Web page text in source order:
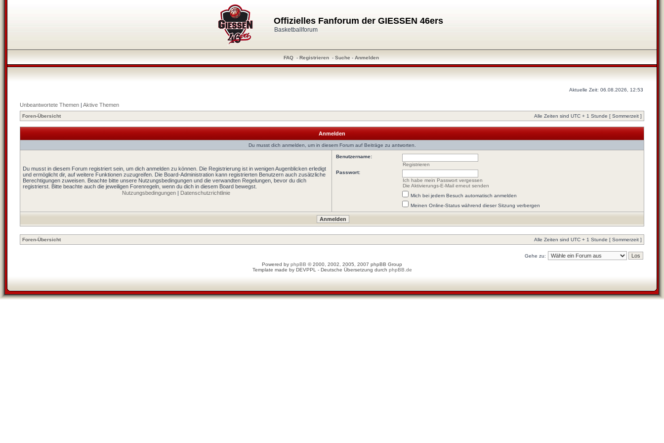
Offizielles Fanforum der GIESSEN 46ers
Basketballforum
FAQ - Registrieren - Suche - Anmelden
Aktuelle Zeit: 06.08.2026, 12:53
Unbeantwortete Themen | Aktive Themen
Foren-Übersicht Alle Zeiten sind UTC + 1 Stunde [ Sommerzeit ]
Anmelden
Du musst dich anmelden, um in diesem Forum auf Beiträge zu antworten.
Du musst in diesem Forum registriert sein, um dich anmelden zu können. Die Registrierung ist in wenigen Augenblicken erledigt
und ermöglicht dir, auf weitere Funktionen zuzugreifen. Die Board-Administration kann registrierten Benutzern auch zusätzliche
Berechtigungen zuweisen. Beachte bitte unsere Nutzungsbedingungen und die verwandten Regelungen, bevor du dich
registrierst. Bitte beachte auch die jeweiligen Forenregeln, wenn du dich in diesem Board bewegst.
Nutzungsbedingungen| Datenschutzrichtlinie
Benutzername:
Registrieren
Passwort:
Ich habe mein Passwort vergessen
Die Aktivierungs-E-Mail erneut senden
Mich bei jedem Besuch automatisch anmelden
Meinen Online-Status während dieser Sitzung verbergen
Foren-Übersicht Alle Zeiten sind UTC + 1 Stunde [ Sommerzeit ]
Gehe zu:
Powered by phpBB © 2000, 2002, 2005, 2007 phpBB Group
Template made by DEVPPL - Deutsche Übersetzung durch phpBB.de